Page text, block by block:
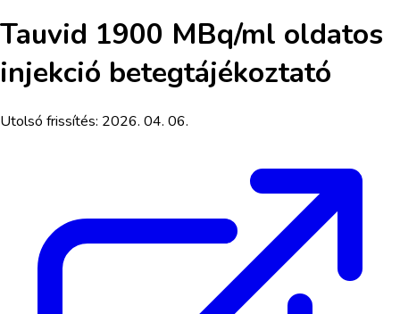
Tauvid 1900 MBq/ml oldatos
injekció betegtájékoztató
Utolsó frissítés: 2026. 04. 06.